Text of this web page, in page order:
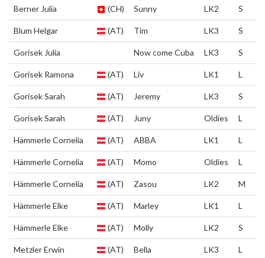
Berner Julia (CH) Sunny LK2 S
Blum Helgar (AT) Tim LK3 S
Gorisek Julia Now come Cuba LK3 S
Gorisek Ramona (AT) Liv LK1 L
Gorisek Sarah (AT) Jeremy LK3 S
Gorisek Sarah (AT) Juny Oldies L
Hämmerle Cornelia (AT) ABBA LK1 L
Hämmerle Cornelia (AT) Momo Oldies L
Hämmerle Cornelia (AT) Zasou LK2 M
Hämmerle Elke (AT) Marley LK1 L
Hämmerle Elke (AT) Molly LK2 S
Metzler Erwin (AT) Bella LK3 L